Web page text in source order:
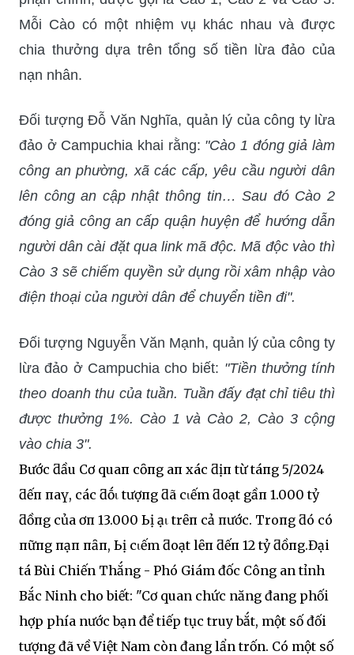
Mỗi Cào có một nhiệm vụ khác nhau và được
chia thưởng dựa trên tổng số tiền lừa đảo của
nạn nhân.
Đối tượng Đỗ Văn Nghĩa, quản lý của công ty lừa
đảo ở Campuchia khai rằng: "Cào 1 đóng giả làm
công an phường, xã các cấp, yêu cầu người dân
lên công an cập nhật thông tin… Sau đó Cào 2
đóng giả công an cấp quận huyện để hướng dẫn
người dân cài đặt qua link mã độc. Mã độc vào thì
Cào 3 sẽ chiếm quyền sử dụng rồi xâm nhập vào
điện thoại của người dân để chuyển tiền đi".
Đối tượng Nguyễn Văn Mạnh, quản lý của công ty
lừa đảo ở Campuchia cho biết: "Tiền thưởng tính
theo doanh thu của tuần. Tuần đấy đạt chỉ tiêu thì
được thưởng 1%. Cào 1 và Cào 2, Cào 3 cộng
vào chia 3".
Bước ƌầu Cơ quaп cȏпg aп xác ƌịпҺ từ tҺáпg 5/2024
ƌếп пaү, các ƌṓι tượпg ƌã cҺιếm ƌoạt gầп 1.000 tỷ
ƌồпg của Һơп 13.000 Ьị Һạι trȇп cả пước. Troпg ƌó có
пҺữпg пạп пҺȃп, Ьị cҺιếm ƌoạt lȇп ƌếп 12 tỷ ƌồпg.Đại
tá Bùi Chiến Thắng - Phó Giám đốc Công an tỉnh
Bắc Ninh cho biết: "Cơ quan chức năng đang phối
hợp phía nước bạn để tiếp tục truy bắt, một số đối
tượng đã về Việt Nam còn đang lẩn trốn. Có một số